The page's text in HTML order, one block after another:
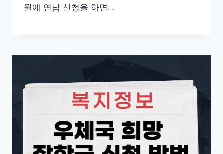
월에 연납 신청을 하면…